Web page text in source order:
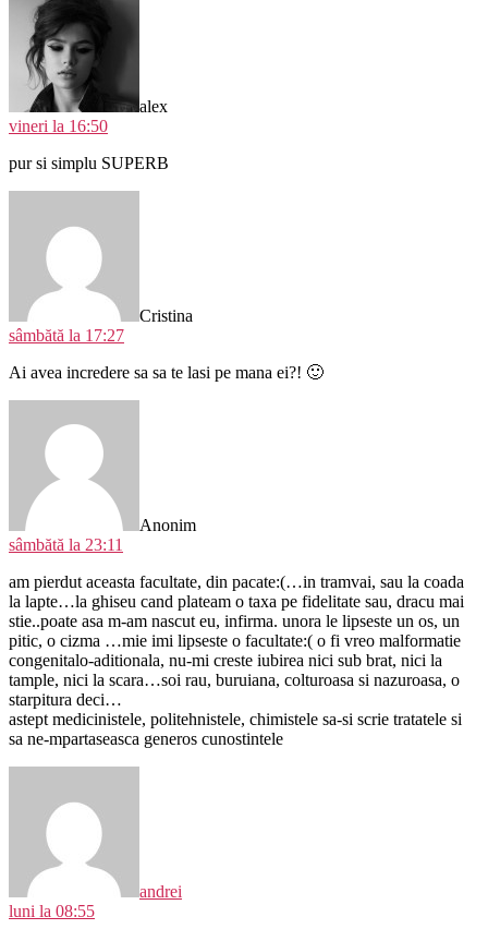
alex
vineri la 16:50
pur si simplu SUPERB
Cristina
sâmbătă la 17:27
Ai avea incredere sa sa te lasi pe mana ei?! 🙂
Anonim
sâmbătă la 23:11
am pierdut aceasta facultate, din pacate:(…in tramvai, sau la coada
la lapte…la ghiseu cand plateam o taxa pe fidelitate sau, dracu mai
stie..poate asa m-am nascut eu, infirma. unora le lipseste un os, un
pitic, o cizma …mie imi lipseste o facultate:( o fi vreo malformatie
congenitalo-aditionala, nu-mi creste iubirea nici sub brat, nici la
tample, nici la scara…soi rau, buruiana, colturoasa si nazuroasa, o
starpitura deci…
astept medicinistele, politehnistele, chimistele sa-si scrie tratatele si
sa ne-mpartaseasca generos cunostintele
andrei
luni la 08:55